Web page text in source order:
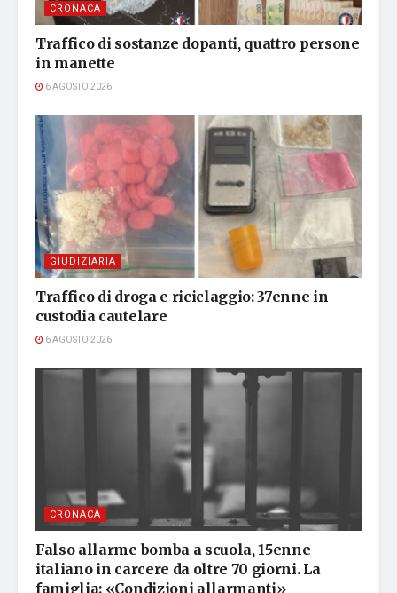
CRONACA
Traffico di sostanze dopanti, quattro persone
in manette
6 AGOSTO 2026
GIUDIZIARIA
Traffico di droga e riciclaggio: 37enne in
custodia cautelare
6 AGOSTO 2026
CRONACA
Falso allarme bomba a scuola, 15enne
italiano in carcere da oltre 70 giorni. La
famiglia: «Condizioni allarmanti»